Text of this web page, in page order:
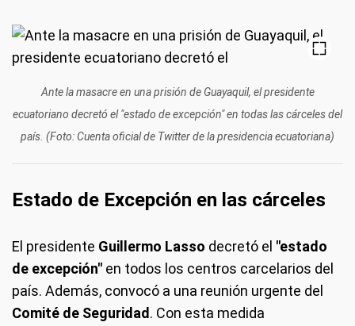
Ante la masacre en una prisión de Guayaquil, el presidente
ecuatoriano decretó el "estado de excepción" en todas las cárceles del
país. (Foto: Cuenta oficial de Twitter de la presidencia ecuatoriana)
Estado de Excepción en las cárceles
El presidente Guillermo Lasso decretó el "estado
de excepción" en todos los centros carcelarios del
país. Además, convocó a una reunión urgente del
Comité de Seguridad . Con esta medida